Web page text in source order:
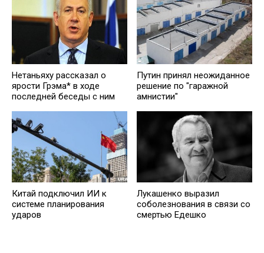
Нетаньяху рассказал о
ярости Грэма* в ходе
последней беседы с ним
Путин принял неожиданное
решение по "гаражной
амнистии"
Китай подключил ИИ к
системе планирования
ударов
Лукашенко выразил
соболезнования в связи со
смертью Едешко